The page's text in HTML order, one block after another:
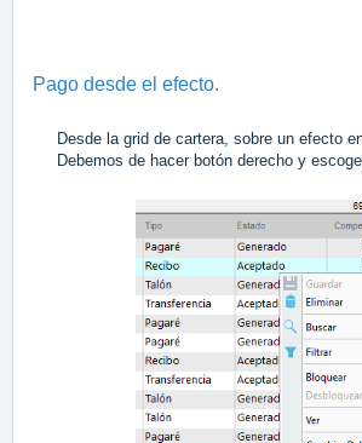
Pago desde el efecto.
Desde la grid de cartera, sobre un efecto
Debemos de hacer botón derecho y